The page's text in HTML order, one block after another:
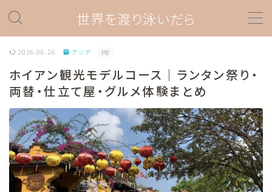
世界を渡り泳いだら
MENU
ダイビング
ダイビングスポット情報
ダイビング器材
プロダイバー関連
ダイビングあれこれ
2026.06.26 アジア PR
ホイアン観光モデルコース｜ランタン祭り・
両替・仕立て屋・グルメ体験まとめ